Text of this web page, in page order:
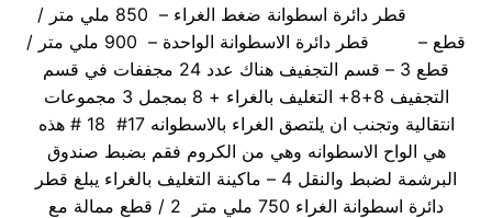
قطر دائرة اسطوانة ضغط الغراء – 850 ملي متر /
قطع – قطر دائرة الاسطوانة الواحدة – 900 ملي متر /
قطع 3 – قسم التجفيف هناك عدد 24 مجففات في قسم
التجفيف 8+8+ التغليف بالغراء + 8 بمجمل 3 مجموعات
انتقالية وتجنب ان يلتصق الغراء بالاسطوانه 17# 18 # هذه
هي الواح الاسطوانه وهي من الكروم فقم بضبط صندوق
البرشمة لضبط والنقل 4 – ماكينة التغليف بالغراء يبلغ قطر
دائرة اسطوانة الغراء 750 ملي متر 2 / قطع ممالة مع